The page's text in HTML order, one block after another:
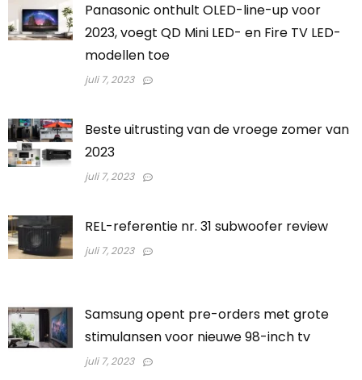
Panasonic onthult OLED-line-up voor
2023, voegt QD Mini LED- en Fire TV LED-
modellen toe
juli 7, 2023
Beste uitrusting van de vroege zomer van
2023
juli 7, 2023
REL-referentie nr. 31 subwoofer review
juli 7, 2023
Samsung opent pre-orders met grote
stimulansen voor nieuwe 98-inch tv
juli 7, 2023